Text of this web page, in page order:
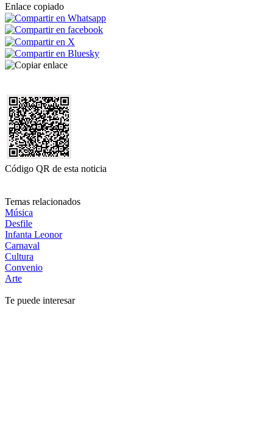
Enlace copiado
Código QR de esta noticia
Temas relacionados
Música
Desfile
Infanta Leonor
Carnaval
Cultura
Convenio
Arte
Te puede interesar